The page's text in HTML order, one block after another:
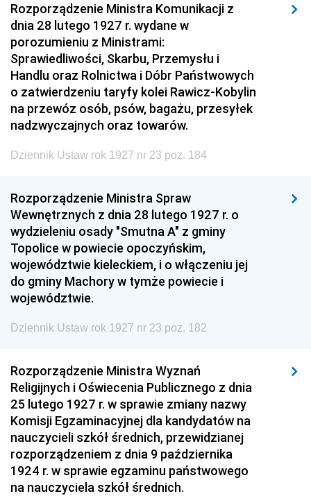
Rozporządzenie Ministra Komunikacji z
dnia 28 lutego 1927 r. wydane w
porozumieniu z Ministrami:
Sprawiedliwości, Skarbu, Przemysłu i
Handlu oraz Rolnictwa i Dóbr Państwowych
o zatwierdzeniu taryfy kolei Rawicz-Kobylin
na przewóz osób, psów, bagażu, przesyłek
nadzwyczajnych oraz towarów.
Dziennik Ustaw rok 1927 nr 23 poz. 184
Rozporządzenie Ministra Spraw
Wewnętrznych z dnia 28 lutego 1927 r. o
wydzieleniu osady "Smutna A" z gminy
Topolice w powiecie opoczyńskim,
województwie kieleckiem, i o włączeniu jej
do gminy Machory w tymże powiecie i
województwie.
Dziennik Ustaw rok 1927 nr 23 poz. 182
Rozporządzenie Ministra Wyznań
Religijnych i Oświecenia Publicznego z dnia
25 lutego 1927 r. w sprawie zmiany nazwy
Komisji Egzaminacyjnej dla kandydatów na
nauczycieli szkół średnich, przewidzianej
rozporządzeniem z dnia 9 października
1924 r. w sprawie egzaminu państwowego
na nauczyciela szkół średnich.